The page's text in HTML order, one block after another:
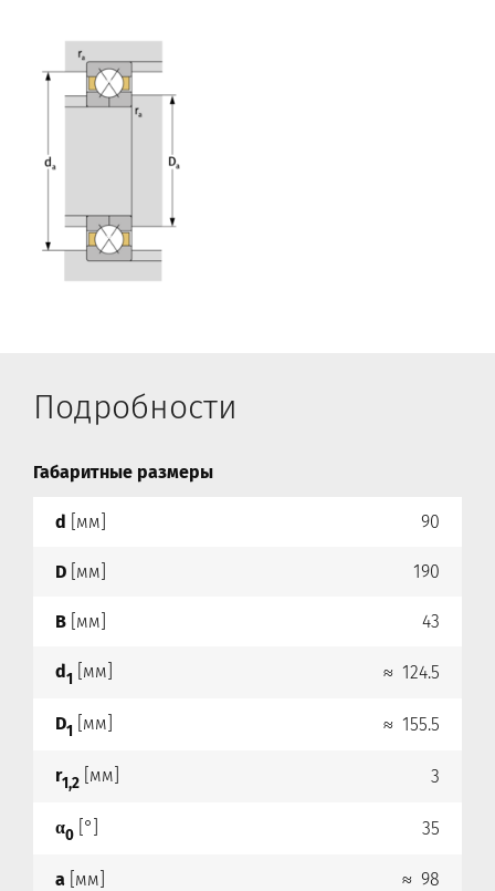
Подробности
Габаритные размеры
d [мм] 90
D [мм] 190
B [мм] 43
d1 [мм] ≈ 124.5
D1 [мм] ≈ 155.5
r1,2 [мм] 3
α0 [°] 35
a [мм] ≈ 98